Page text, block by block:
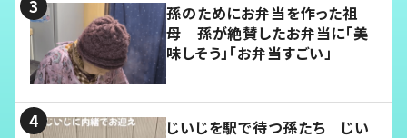
孫のためにお弁当を作った祖
母 孫が絶賛したお弁当に「美
味しそう」「お弁当すごい」
じいじを駅で待つ孫たち じい